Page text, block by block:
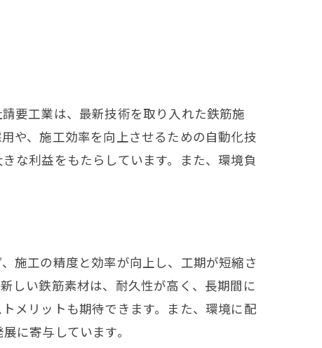
要工業は、最新技術を取り入れた鉄筋施
や、施工効率を向上させるための自動化技
な利益をもたらしています。また、環境負
施工の精度と効率が向上し、工期が短縮さ
しい鉄筋素材は、耐久性が高く、長期間に
メリットも期待できます。また、環境に配
に寄与しています。